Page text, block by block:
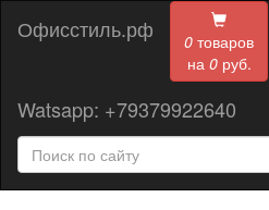
0 товаров
на 0руб.
Офисстиль.рф
Watsapp: +79379922640